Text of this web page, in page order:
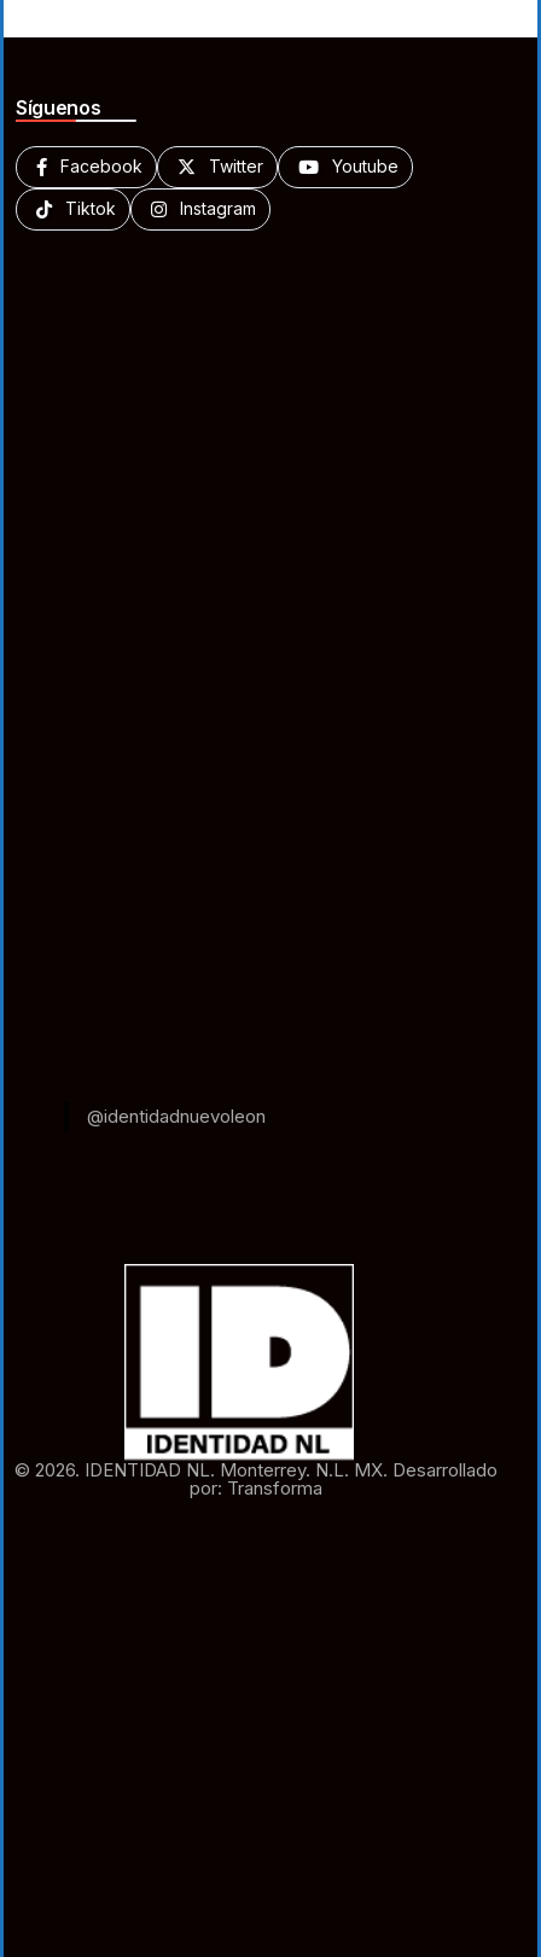
Síguenos
Facebook Twitter Youtube
Tiktok Instagram
@identidadnuevoleon
© 2026. IDENTIDAD NL. Monterrey. N.L. MX. Desarrollado
por: Transforma